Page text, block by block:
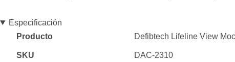
Especificación
Especificación
Producto Defibtech Lifeline View
SKU DAC-2310